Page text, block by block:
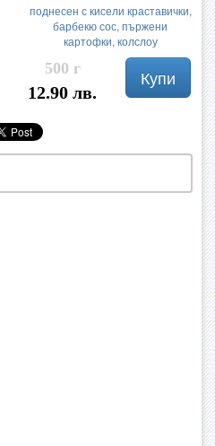
поднесен с кисели краставички,
барбекю сос, пържени
картофки, колслоу
500 г
12.90 лв.
Купи